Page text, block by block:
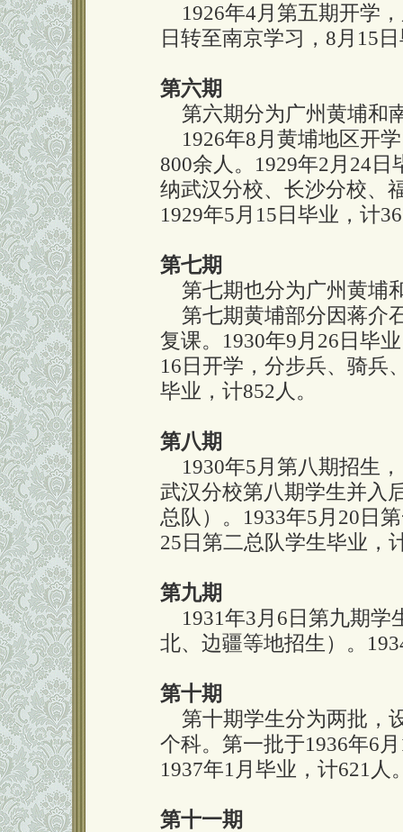
1926年4月第五期开学
日转至南京学习，8月15
第六期
第六期分为广州黄埔和
1926年8月黄埔地区开
800余人。1929年2月24
纳武汉分校、长沙分校、
1929年5月15日毕业，计
第七期
第七期也分为广州黄埔
第七期黄埔部分因蒋介
复课。1930年9月26日毕
16日开学，分步兵、骑兵
毕业，计852人。
第八期
1930年5月第八期招生
武汉分校第八期学生并入
总队）。1933年5月20日
25日第二总队学生毕业，
第九期
1931年3月6日第九期学
北、边疆等地招生）。
第十期
第十期学生分为两批，
个科。第一批于1936年6
1937年1月毕业，计621人
第十一期